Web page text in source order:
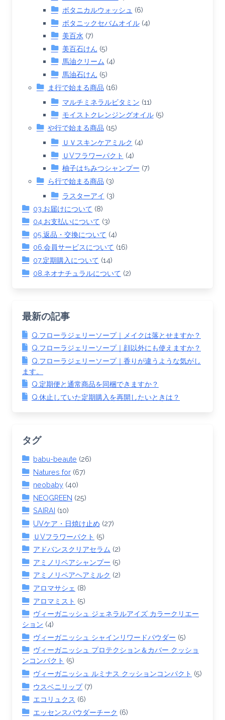
ボタニカルウォッシュ (6)
ボタニックセバムオイル(4)
美百水 (7)
美百石けん (5)
馬油クリーム (4)
馬油石けん (5)
ま行で始まる商品 (16)
マルチミネラルビタミン (11)
モイストクレンジングオイル(5)
や行で始まる商品 (15)
ＵＶスキンケアミルク (4)
ＵVフラワーパクト (4)
柚子はちみつシャンプー (7)
ら行で始まる商品 (3)
ラスターアイ (3)
03.お届けについて (8)
04.お支払いについて (3)
05.返品・交換について (4)
06.会員サービスについて (16)
07.定期購入について (14)
08.ネオナチュラルについて (2)
最新の記事
Q.フローラジェリーソープ｜メイクは落とせますか？
Q.フローラジェリーソープ｜顔以外にも使えますか？
Q.フローラジェリーソープ｜香りが違うような気がし
ます。
Q.定期便と通常商品を同梱できますか？
Q.休止していた定期購入を再開したいときは？
タグ
babu-beaute (26)
Natures for (67)
neobaby (40)
NEOGREEN (25)
SAIRAI (10)
UVケア・日焼け止め (27)
ＵVフラワーパクト (5)
アドバンスクリアセラム (2)
アミノリペアシャンプー (5)
アミノリペアヘアミルク (2)
アロマサシェ (8)
アロマミスト (5)
ヴィーガニッシュ ジェネラルアイズ カラークリエー
ション (4)
ヴィーガニッシュ シャインリワードパウダー (5)
ヴィーガニッシュ プロテクション＆カバー クッショ
ンコンパクト (5)
ヴィーガニッシュ ルミナス クッションコンパクト (5)
ウスベニリップ(7)
エコリュクス (6)
エッセンスパウダーチーク (6)